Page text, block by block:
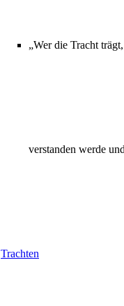
„Wer die Tracht
verstanden werde
Trachten